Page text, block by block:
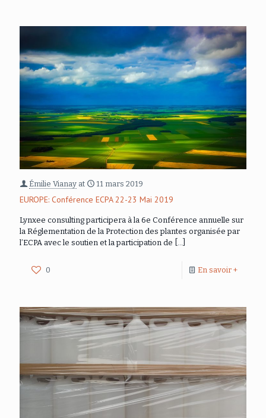
Émilie Vianay at 11 mars 2019
EUROPE: Conférence ECPA 22-23 Mai 2019
Lynxee consulting participera à la 6e Conférence annuelle sur
la Réglementation de la Protection des plantes organisée par
l’ECPA avec le soutien et la participation de […]
0 En savoir +